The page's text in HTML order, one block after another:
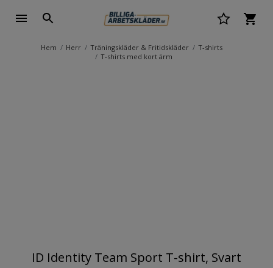
Hem Herr Träningskläder & Fritidskläder
T-shirts
T-shirts med kort ärm
ID Identity Team Sport T-shirt, Svart